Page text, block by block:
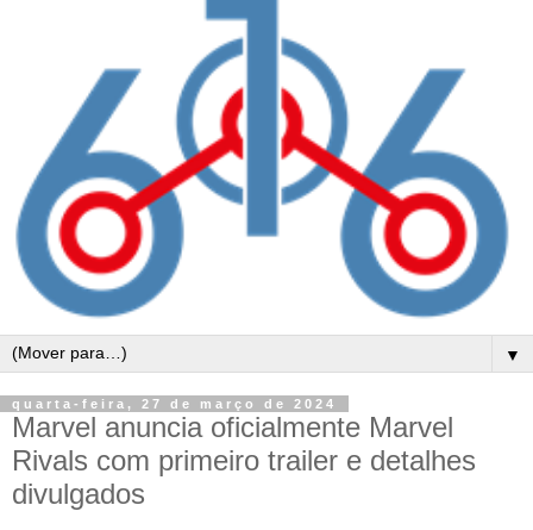
▼
quarta-feira, 27 de março de 2024
Marvel anuncia oficialmente Marvel
Rivals com primeiro trailer e detalhes
divulgados